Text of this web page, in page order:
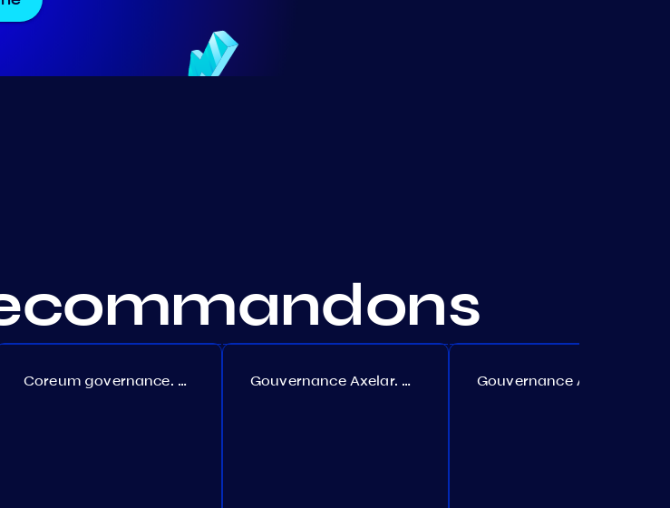
Coreum governance. Proposal №22 Gouvernance Axelar. Proposition №386